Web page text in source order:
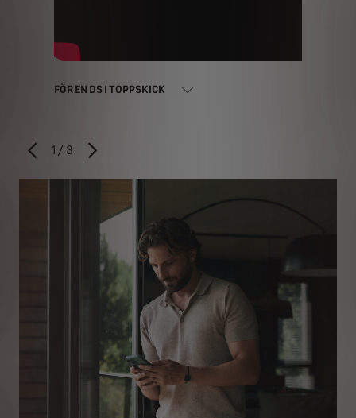
FÖR EN DS I TOPPSKICK
Föregående
1 / 3 Nästa